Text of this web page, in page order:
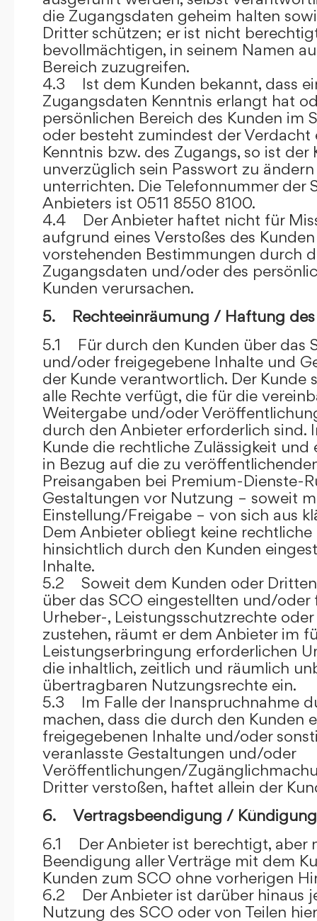
die Zugangsdaten geheim halten
Dritter schützen; er ist nicht
bevollmächtigen, in seinem Namen
Bereich zuzugreifen.
4.3 Ist dem Kunden bekannt, dass
Zugangsdaten Kenntnis erlangt hat
persönlichen Bereich des Kunden im
oder besteht zumindest der Verdacht
Kenntnis bzw. des Zugangs, so ist
unverzüglich sein Passwort zu
unterrichten. Die Telefonnummer der
Anbieters ist 0511 8550 8100.
4.4 Der Anbieter haftet nicht für
aufgrund eines Verstoßes des
vorstehenden Bestimmungen durch
Zugangsdaten und/oder des
Kunden verursachen.
5. Rechteeinräumung / Haftung des
5.1 Für durch den Kunden über das
und/oder freigegebene Inhalte und
der Kunde verantwortlich. Der Kunde
alle Rechte verfügt, die für die
Weitergabe und/oder
durch den Anbieter erforderlich sind.
Kunde die rechtliche Zulässigkeit
in Bezug auf die zu
Preisangaben bei Premium-Dienste-
Gestaltungen vor Nutzung – soweit
Einstellung/Freigabe – von sich aus
Dem Anbieter obliegt keine
hinsichtlich durch den Kunden
Inhalte.
5.2 Soweit dem Kunden oder
über das SCO eingestellten und/
Urheber-, Leistungsschutzrechte
zustehen, räumt er dem Anbieter im
Leistungserbringung erforderlichen
die inhaltlich, zeitlich und räumlich
übertragbaren Nutzungsrechte ein.
5.3 Im Falle der Inanspruchnahme
machen, dass die durch den Kunden
freigegebenen Inhalte und/oder
veranlasste Gestaltungen und/oder
Veröffentlichungen/
Dritter verstoßen, haftet allein der
6. Vertragsbeendigung / Kündigung
6.1 Der Anbieter ist berechtigt, aber
Beendigung aller Verträge mit dem
Kunden zum SCO ohne vorherigen
6.2 Der Anbieter ist darüber hinaus
Nutzung des SCO oder von Teilen